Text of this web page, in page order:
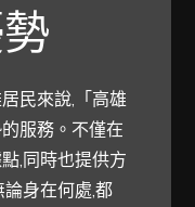
民來說,「高雄
服務。不僅在
,同時也提供方
身在何處,都